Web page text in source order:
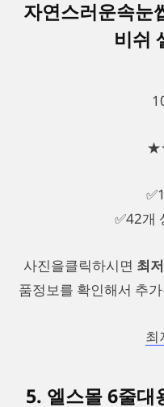
자연스러운속눈
비쉬
✅42개
사진을클릭하시면 최
품정보를 확인해서 추
최
5. 엘스몰 6줄대